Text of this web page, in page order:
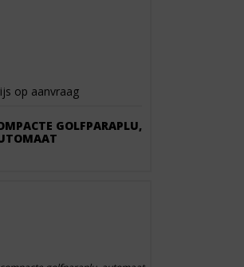
op aanvraag
GOLFPARAPLU,